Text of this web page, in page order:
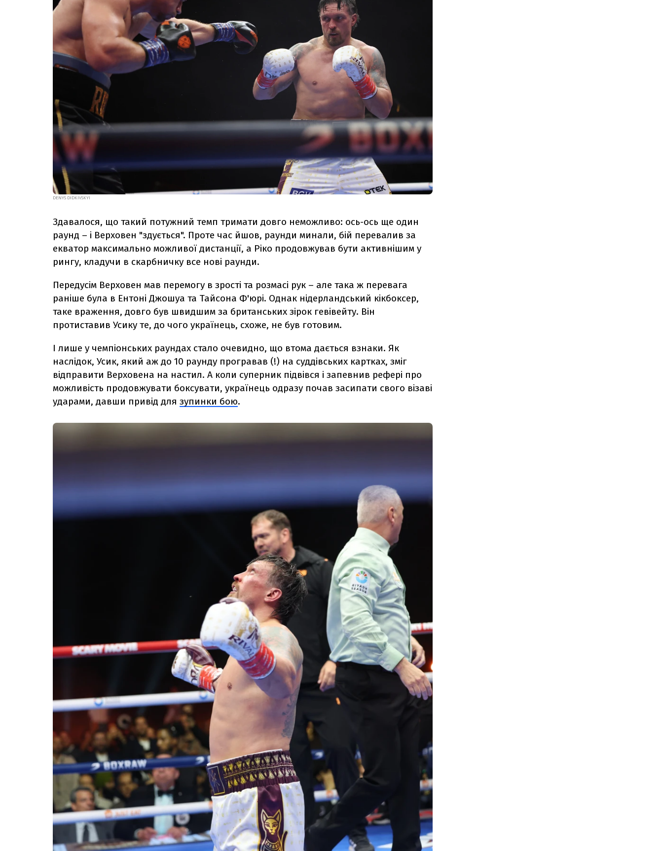
DENYS DIDKIVSKYI
Здавалося, що такий потужний темп тримати довго неможливо: ось-ось ще один
раунд – і Верховен "здується". Проте час йшов, раунди минали, бій перевалив за
екватор максимально можливої дистанції, а Ріко продовжував бути активнішим у
рингу, кладучи в скарбничку все нові раунди.
Передусім Верховен мав перемогу в зрості та розмасі рук – але така ж перевага
раніше була в Ентоні Джошуа та Тайсона Ф'юрі. Однак нідерландський кікбоксер,
таке враження, довго був швидшим за британських зірок гевівейту. Він
протиставив Усику те, до чого українець, схоже, не був готовим.
І лише у чемпіонських раундах стало очевидно, що втома дається взнаки. Як
наслідок, Усик, який аж до 10 раунду програвав (!) на суддівських картках, зміг
відправити Верховена на настил. А коли суперник підвівся і запевнив рефері про
можливість продовжувати боксувати, українець одразу почав засипати свого візаві
ударами, давши привід для зупинки бою.